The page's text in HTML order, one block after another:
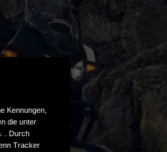
Kennungen,
die unter
. Durch
Tracker